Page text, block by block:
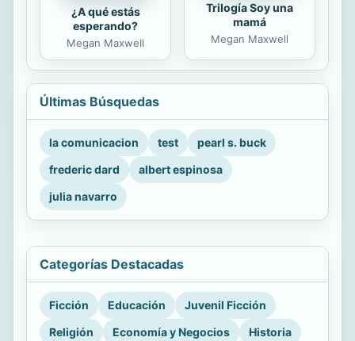
¿A qué estás
esperando?
Megan Maxwell
Trilogía Soy una
mamá
Megan Maxwell
Últimas Búsquedas
la comunicacion test
pearl s. buck
frederic dard
albert espinosa
julia navarro
Categorías Destacadas
Ficción Educación
Juvenil Ficción
Religión
Economía y Negocios Historia